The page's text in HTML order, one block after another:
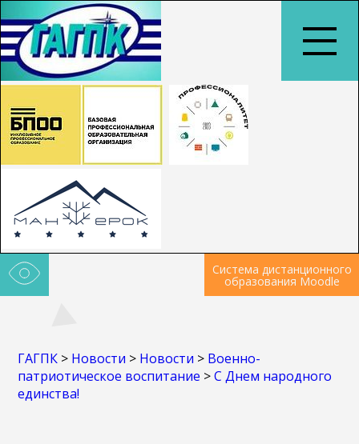
Система дистанционного
образования Moodle
ГАГПК > Новости > Новости > Военно-
патриотическое воспитание >С Днем народного
единства!